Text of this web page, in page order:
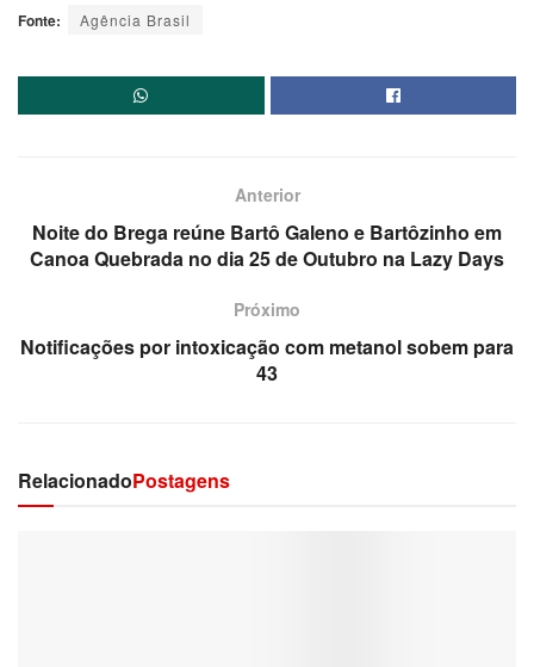
Fonte: Agência Brasil
Anterior
Noite do Brega reúne Bartô Galeno e Bartôzinho em
Canoa Quebrada no dia 25 de Outubro na Lazy Days
Próximo
Notificações por intoxicação com metanol sobem para
43
RelacionadoPostagens